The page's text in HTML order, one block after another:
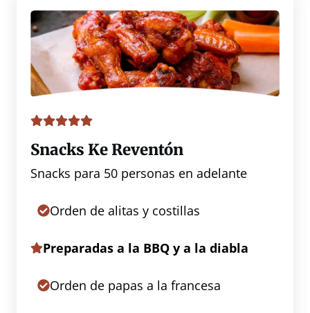
Snacks Ke Reventón
Snacks para 50 personas en adelante
Orden de alitas y costillas
Preparadas a la BBQ y a la diabla
Orden de papas a la francesa